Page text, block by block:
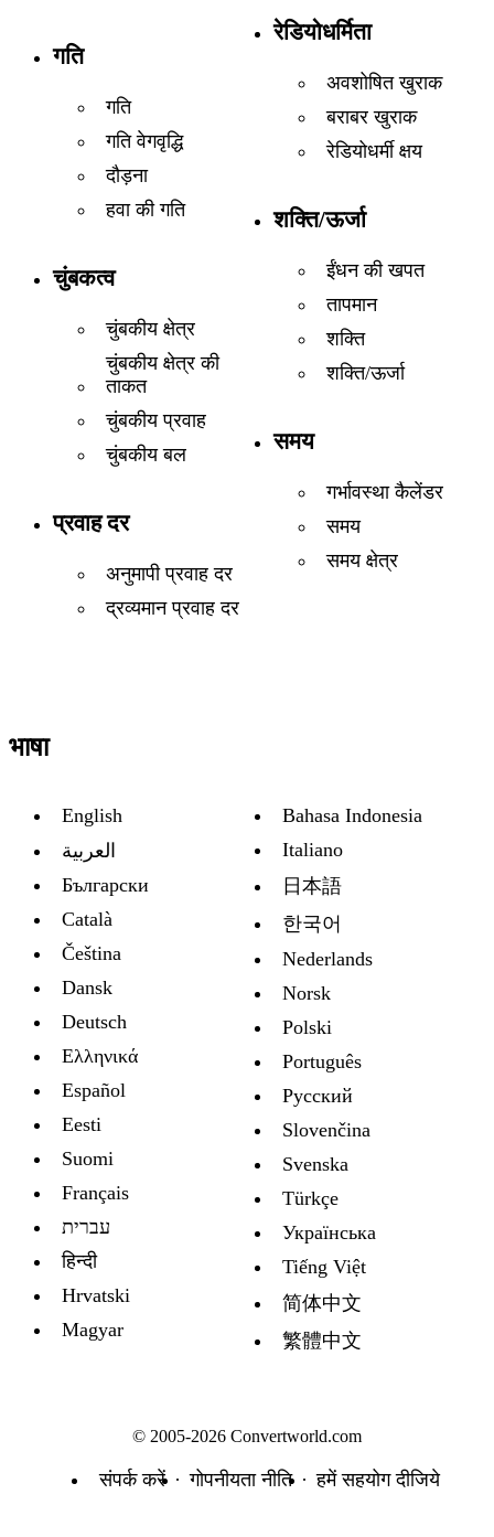
गति
गति
गति वेगवृद्धि
दौड़ना
हवा की गति
चुंबकत्व
चुंबकीय क्षेत्र
चुंबकीय क्षेत्र की
ताकत
चुंबकीय प्रवाह
चुंबकीय बल
प्रवाह दर
अनुमापी प्रवाह दर
द्रव्यमान प्रवाह दर
रेडियोधर्मिता
अवशोषित खुराक
बराबर खुराक
रेडियोधर्मी क्षय
शक्ति/ऊर्जा
ईंधन की खपत
तापमान
शक्ति
शक्ति/ऊर्जा
समय
गर्भावस्था कैलेंडर
समय
समय क्षेत्र
भाषा
English
العربية
Български
Català
Čeština
Dansk
Deutsch
Ελληνικά
Español
Eesti
Suomi
Français
עברית
हिन्दी
Hrvatski
Magyar
Bahasa Indonesia
Italiano
日本語
한국어
Nederlands
Norsk
Polski
Português
Русский
Slovenčina
Svenska
Türkçe
Украïнська
Tiếng Việt
简体中文
繁體中文
© 2005-2026 Convertworld.com
संपर्क करें गोपनीयता नीति हमें सहयोग दीजिये